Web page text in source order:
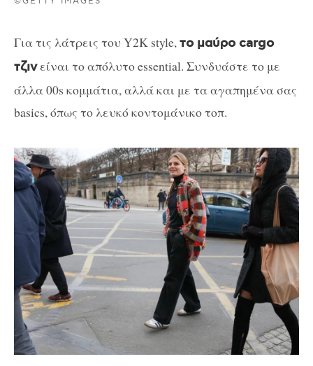
Για τις λάτρεις του Y2K style,το μαύρο cargo
τζινείναι το απόλυτο essential. Συνδυάστε το με
άλλα 00s κομμάτια, αλλά και με τα αγαπημένα σας
basics, όπως το λευκό κοντομάνικο τοπ.